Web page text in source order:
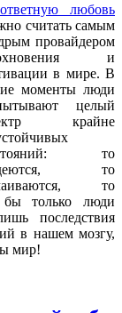
любовь
считать самым
провайдером
и
в мире. В
моменты люди
целый
крайне
то
то
то
бы только люди
последствия
в нашем мозгу,
мир!